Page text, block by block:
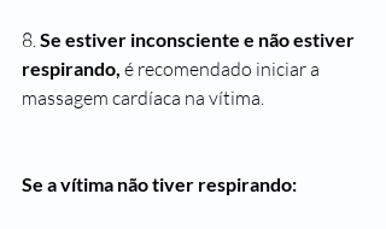
8. Se estiver inconsciente e não estiver
respirando, é recomendado iniciar a
massagem cardíaca na vítima.
Se a vítima não tiver respirando: